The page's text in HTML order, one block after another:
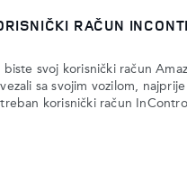
RAČUN
biste svoj korisnički račun
sa svojim vozilom,
korisnički račun